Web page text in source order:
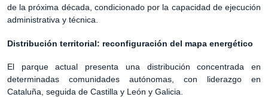
de la próxima década, condicionado por la capacidad de ejecución
administrativa y técnica.
Distribución territorial: reconfiguración del mapa energético
El parque actual presenta una distribución concentrada en
determinadas comunidades autónomas, con liderazgo en
Cataluña, seguida de Castilla y León y Galicia.